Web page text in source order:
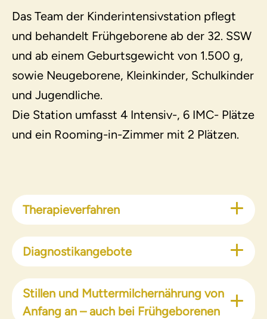
Das Team der Kinderintensivstation pflegt
und behandelt Frühgeborene ab der 32. SSW
und ab einem Geburtsgewicht von 1.500 g,
sowie Neugeborene, Kleinkinder, Schulkinder
und Jugendliche.
Die Station umfasst 4 Intensiv-, 6 IMC- Plätze
und ein Rooming-in-Zimmer mit 2 Plätzen.
Therapieverfahren
Diagnostikangebote
Stillen und Muttermilchernährung von
Anfang an – auch bei Frühgeborenen